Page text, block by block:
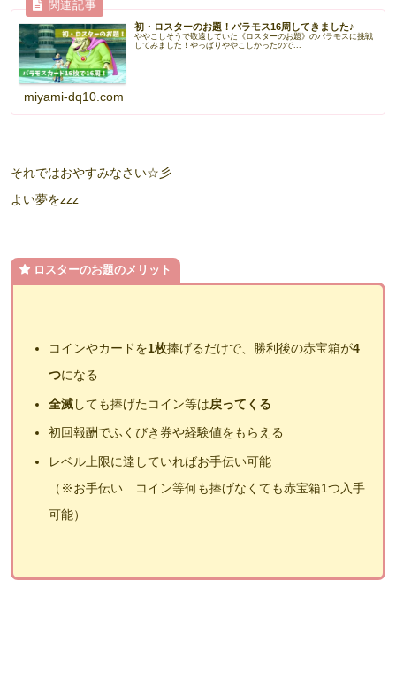
初・ロスターのお題！バラモス16周してきました♪
ややこしそうで敬遠していた《ロスターのお題》のバラモスに挑戦
してみました！やっぱりややこしかったので...
miyami-dq10.com
それではおやすみなさい☆彡
よい夢をzzz
ロスターのお題のメリット
コインやカードを1枚捧げるだけで、勝利後の赤宝箱が4
つになる
全滅しても捧げたコイン等は戻ってくる
初回報酬でふくびき券や経験値をもらえる
レベル上限に達していればお手伝い可能
（※お手伝い…コイン等何も捧げなくても赤宝箱1つ入手
可能）